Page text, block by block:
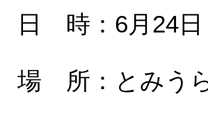
日 時：6月24日
場 所：とみう